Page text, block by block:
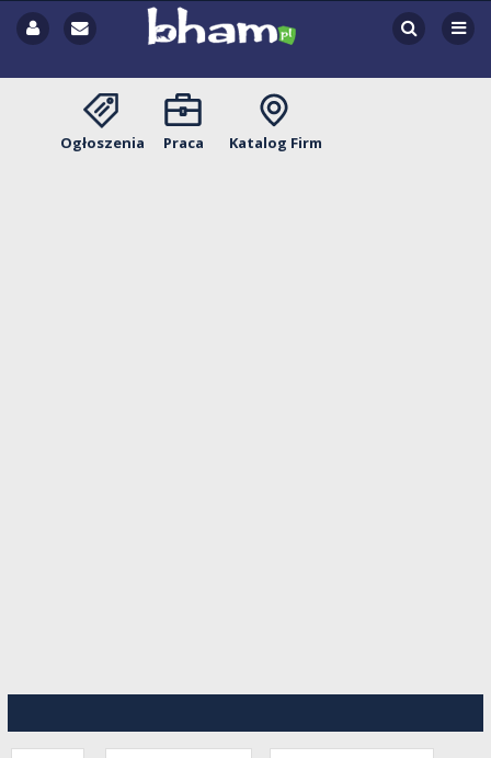
Ogłoszenia Praca Katalog Firm